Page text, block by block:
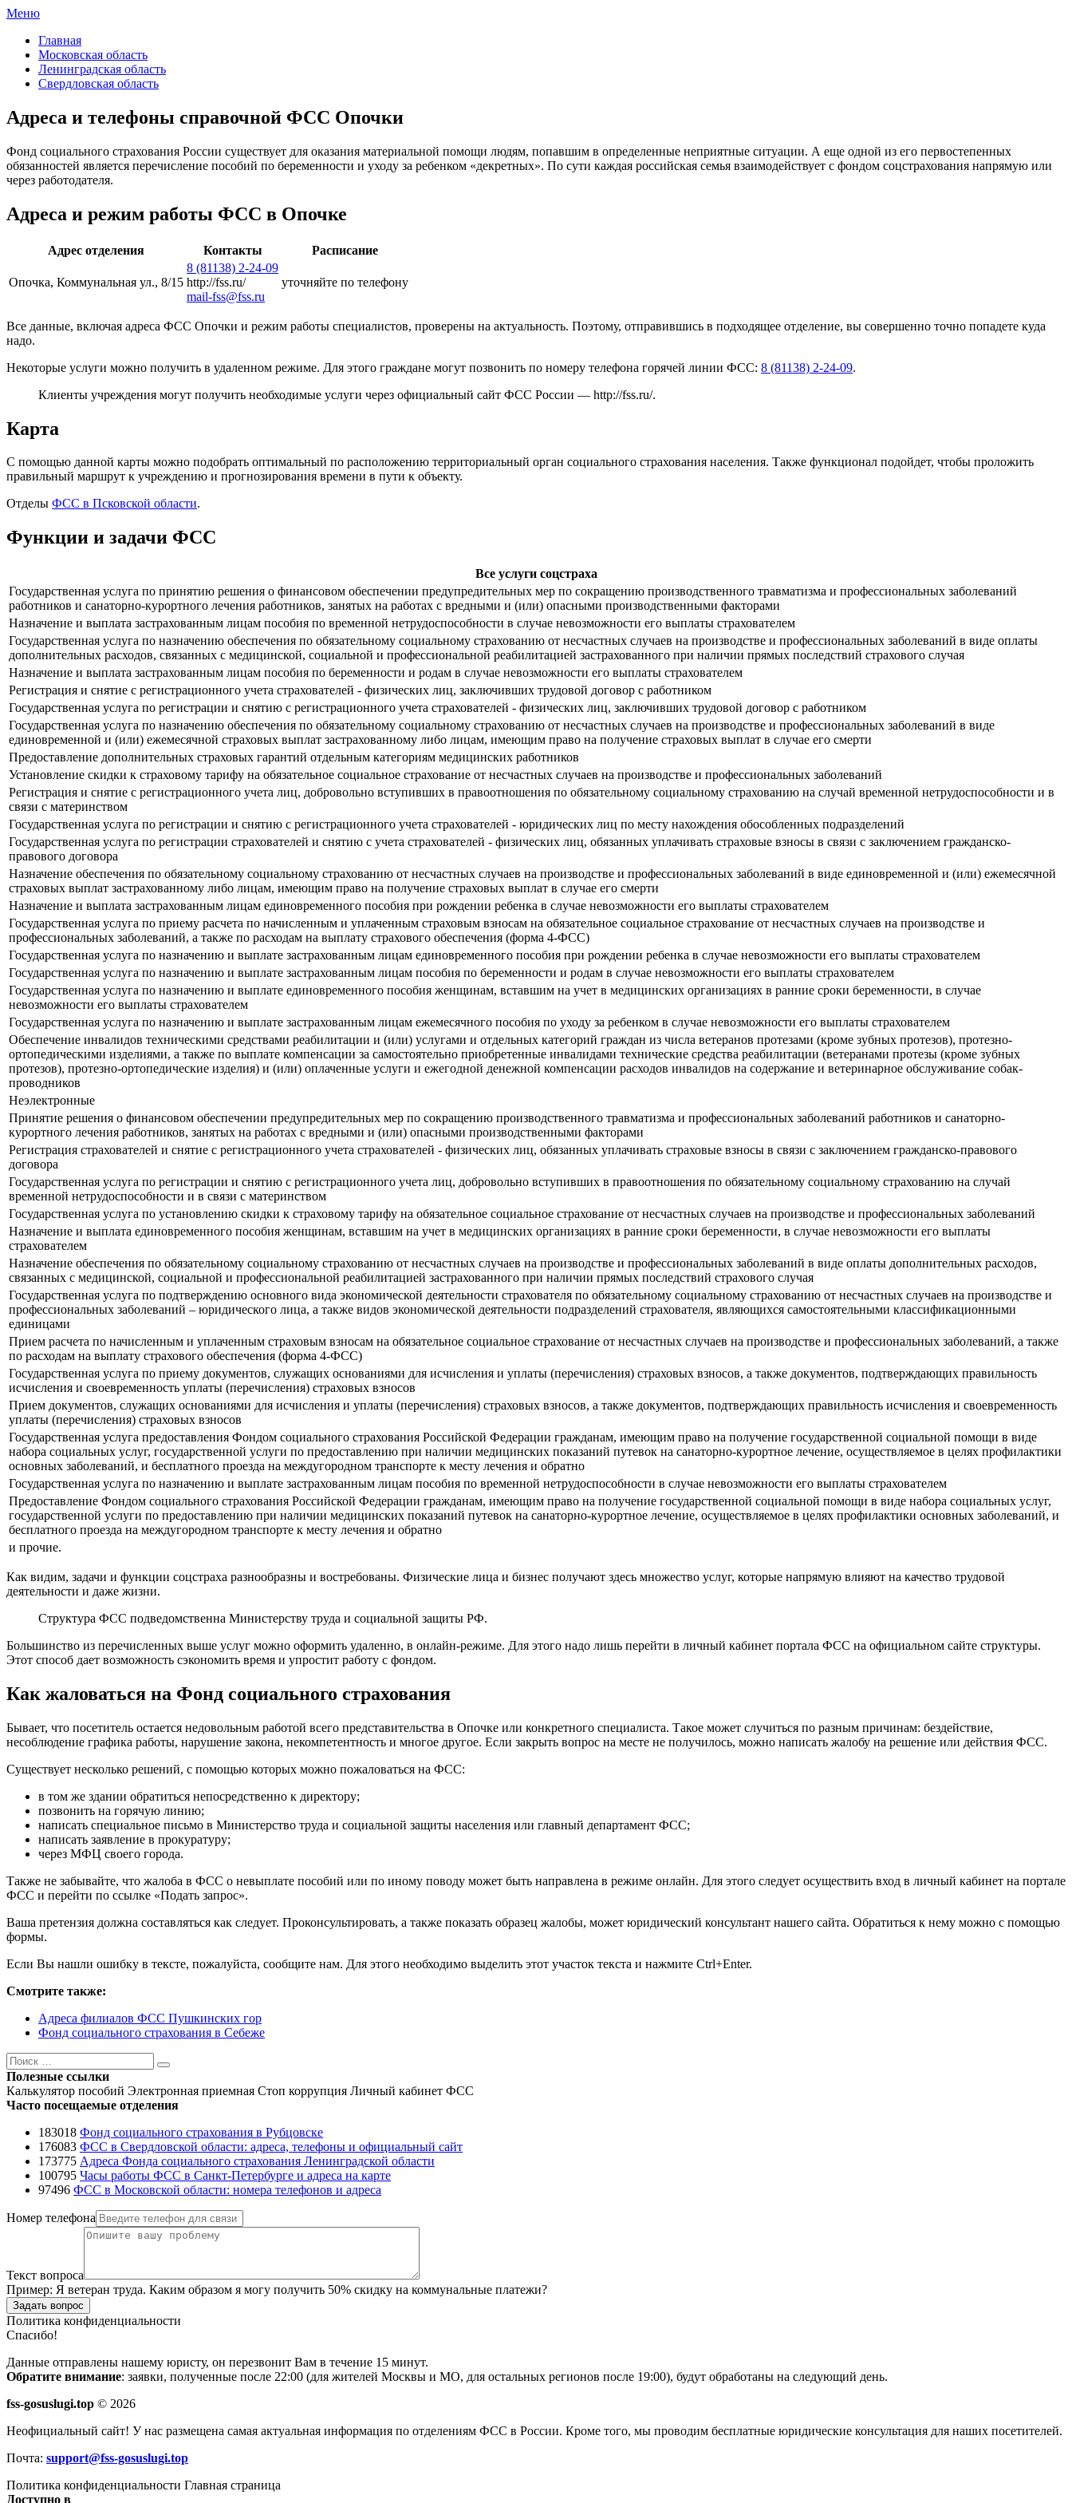
Меню
Главная
Московская область
Ленинградская область
Свердловская область
Адреса и телефоны справочной ФСС Опочки
Фонд социального страхования России существует для оказания материальной помощи людям, попавшим в определенные неприятные ситуации. А еще одной из его первостепенных
обязанностей является перечисление пособий по беременности и уходу за ребенком «декретных». По сути каждая российская семья взаимодействует с фондом соцстрахования напрямую или
через работодателя.
Адреса и режим работы ФСС в Опочке
Адрес отделения Контакты Расписание
Опочка, Коммунальная ул., 8/15
8 (81138) 2-24-09
http://fss.ru/
mail-fss@fss.ru
уточняйте по телефону
Все данные, включая адреса ФСС Опочки и режим работы специалистов, проверены на актуальность. Поэтому, отправившись в подходящее отделение, вы совершенно точно попадете куда
надо.
Некоторые услуги можно получить в удаленном режиме. Для этого граждане могут позвонить по номеру телефона горячей линии ФСС: 8 (81138) 2-24-09.
Клиенты учреждения могут получить необходимые услуги через официальный сайт ФСС России — http://fss.ru/.
Карта
С помощью данной карты можно подобрать оптимальный по расположению территориальный орган социального страхования населения. Также функционал подойдет, чтобы проложить
правильный маршрут к учреждению и прогнозирования времени в пути к объекту.
Отделы ФСС в Псковской области.
Функции и задачи ФСС
Все услуги соцстраха
Государственная услуга по принятию решения о финансовом обеспечении предупредительных мер по сокращению производственного травматизма и профессиональных заболеваний
работников и санаторно-курортного лечения работников, занятых на работах с вредными и (или) опасными производственными факторами
Назначение и выплата застрахованным лицам пособия по временной нетрудоспособности в случае невозможности его выплаты страхователем
Государственная услуга по назначению обеспечения по обязательному социальному страхованию от несчастных случаев на производстве и профессиональных заболеваний в виде оплаты
дополнительных расходов, связанных с медицинской, социальной и профессиональной реабилитацией застрахованного при наличии прямых последствий страхового случая
Назначение и выплата застрахованным лицам пособия по беременности и родам в случае невозможности его выплаты страхователем
Регистрация и снятие с регистрационного учета страхователей - физических лиц, заключивших трудовой договор с работником
Государственная услуга по регистрации и снятию с регистрационного учета страхователей - физических лиц, заключивших трудовой договор с работником
Государственная услуга по назначению обеспечения по обязательному социальному страхованию от несчастных случаев на производстве и профессиональных заболеваний в виде
единовременной и (или) ежемесячной страховых выплат застрахованному либо лицам, имеющим право на получение страховых выплат в случае его смерти
Предоставление дополнительных страховых гарантий отдельным категориям медицинских работников
Установление скидки к страховому тарифу на обязательное социальное страхование от несчастных случаев на производстве и профессиональных заболеваний
Регистрация и снятие с регистрационного учета лиц, добровольно вступивших в правоотношения по обязательному социальному страхованию на случай временной нетрудоспособности и в
связи с материнством
Государственная услуга по регистрации и снятию с регистрационного учета страхователей - юридических лиц по месту нахождения обособленных подразделений
Государственная услуга по регистрации страхователей и снятию с учета страхователей - физических лиц, обязанных уплачивать страховые взносы в связи с заключением гражданско-
правового договора
Назначение обеспечения по обязательному социальному страхованию от несчастных случаев на производстве и профессиональных заболеваний в виде единовременной и (или) ежемесячной
страховых выплат застрахованному либо лицам, имеющим право на получение страховых выплат в случае его смерти
Назначение и выплата застрахованным лицам единовременного пособия при рождении ребенка в случае невозможности его выплаты страхователем
Государственная услуга по приему расчета по начисленным и уплаченным страховым взносам на обязательное социальное страхование от несчастных случаев на производстве и
профессиональных заболеваний, а также по расходам на выплату страхового обеспечения (форма 4-ФСС)
Государственная услуга по назначению и выплате застрахованным лицам единовременного пособия при рождении ребенка в случае невозможности его выплаты страхователем
Государственная услуга по назначению и выплате застрахованным лицам пособия по беременности и родам в случае невозможности его выплаты страхователем
Государственная услуга по назначению и выплате единовременного пособия женщинам, вставшим на учет в медицинских организациях в ранние сроки беременности, в случае
невозможности его выплаты страхователем
Государственная услуга по назначению и выплате застрахованным лицам ежемесячного пособия по уходу за ребенком в случае невозможности его выплаты страхователем
Обеспечение инвалидов техническими средствами реабилитации и (или) услугами и отдельных категорий граждан из числа ветеранов протезами (кроме зубных протезов), протезно-
ортопедическими изделиями, а также по выплате компенсации за самостоятельно приобретенные инвалидами технические средства реабилитации (ветеранами протезы (кроме зубных
протезов), протезно-ортопедические изделия) и (или) оплаченные услуги и ежегодной денежной компенсации расходов инвалидов на содержание и ветеринарное обслуживание собак-
проводников
Неэлектронные
Принятие решения о финансовом обеспечении предупредительных мер по сокращению производственного травматизма и профессиональных заболеваний работников и санаторно-
курортного лечения работников, занятых на работах с вредными и (или) опасными производственными факторами
Регистрация страхователей и снятие с регистрационного учета страхователей - физических лиц, обязанных уплачивать страховые взносы в связи с заключением гражданско-правового
договора
Государственная услуга по регистрации и снятию с регистрационного учета лиц, добровольно вступивших в правоотношения по обязательному социальному страхованию на случай
временной нетрудоспособности и в связи с материнством
Государственная услуга по установлению скидки к страховому тарифу на обязательное социальное страхование от несчастных случаев на производстве и профессиональных заболеваний
Назначение и выплата единовременного пособия женщинам, вставшим на учет в медицинских организациях в ранние сроки беременности, в случае невозможности его выплаты
страхователем
Назначение обеспечения по обязательному социальному страхованию от несчастных случаев на производстве и профессиональных заболеваний в виде оплаты дополнительных расходов,
связанных с медицинской, социальной и профессиональной реабилитацией застрахованного при наличии прямых последствий страхового случая
Государственная услуга по подтверждению основного вида экономической деятельности страхователя по обязательному социальному страхованию от несчастных случаев на производстве и
профессиональных заболеваний – юридического лица, а также видов экономической деятельности подразделений страхователя, являющихся самостоятельными классификационными
единицами
Прием расчета по начисленным и уплаченным страховым взносам на обязательное социальное страхование от несчастных случаев на производстве и профессиональных заболеваний, а также
по расходам на выплату страхового обеспечения (форма 4-ФСС)
Государственная услуга по приему документов, служащих основаниями для исчисления и уплаты (перечисления) страховых взносов, а также документов, подтверждающих правильность
исчисления и своевременность уплаты (перечисления) страховых взносов
Прием документов, служащих основаниями для исчисления и уплаты (перечисления) страховых взносов, а также документов, подтверждающих правильность исчисления и своевременность
уплаты (перечисления) страховых взносов
Государственная услуга предоставления Фондом социального страхования Российской Федерации гражданам, имеющим право на получение государственной социальной помощи в виде
набора социальных услуг, государственной услуги по предоставлению при наличии медицинских показаний путевок на санаторно-курортное лечение, осуществляемое в целях профилактики
основных заболеваний, и бесплатного проезда на междугородном транспорте к месту лечения и обратно
Государственная услуга по назначению и выплате застрахованным лицам пособия по временной нетрудоспособности в случае невозможности его выплаты страхователем
Предоставление Фондом социального страхования Российской Федерации гражданам, имеющим право на получение государственной социальной помощи в виде набора социальных услуг,
государственной услуги по предоставлению при наличии медицинских показаний путевок на санаторно-курортное лечение, осуществляемое в целях профилактики основных заболеваний, и
бесплатного проезда на междугородном транспорте к месту лечения и обратно
и прочие.
Как видим, задачи и функции соцстраха разнообразны и востребованы. Физические лица и бизнес получают здесь множество услуг, которые напрямую влияют на качество трудовой
деятельности и даже жизни.
Структура ФСС подведомственна Министерству труда и социальной защиты РФ.
Большинство из перечисленных выше услуг можно оформить удаленно, в онлайн-режиме. Для этого надо лишь перейти в личный кабинет портала ФСС на официальном сайте структуры.
Этот способ дает возможность сэкономить время и упростит работу с фондом.
Как жаловаться на Фонд социального страхования
Бывает, что посетитель остается недовольным работой всего представительства в Опочке или конкретного специалиста. Такое может случиться по разным причинам: бездействие,
несоблюдение графика работы, нарушение закона, некомпетентность и многое другое. Если закрыть вопрос на месте не получилось, можно написать жалобу на решение или действия ФСС.
Существует несколько решений, с помощью которых можно пожаловаться на ФСС:
в том же здании обратиться непосредственно к директору;
позвонить на горячую линию;
написать специальное письмо в Министерство труда и социальной защиты населения или главный департамент ФСС;
написать заявление в прокуратуру;
через МФЦ своего города.
Также не забывайте, что жалоба в ФСС о невыплате пособий или по иному поводу может быть направлена в режиме онлайн. Для этого следует осуществить вход в личный кабинет на портале
ФСС и перейти по ссылке «Подать запрос».
Ваша претензия должна составляться как следует. Проконсультировать, а также показать образец жалобы, может юридический консультант нашего сайта. Обратиться к нему можно с помощью
формы.
Если Вы нашли ошибку в тексте, пожалуйста, сообщите нам. Для этого необходимо выделить этот участок текста и нажмите Ctrl+Enter.
Смотрите также:
Адреса филиалов ФСС Пушкинских гор
Фонд социального страхования в Себеже
Поиск
Поиск
Полезные ссылки
Калькулятор пособий Электронная приемная Стоп коррупция Личный кабинет ФСС
Часто посещаемые отделения
183018 Фонд социального страхования в Рубцовске
176083 ФСС в Свердловской области: адреса, телефоны и официальный сайт
173775 Адреса Фонда социального страхования Ленинградской области
100795 Часы работы ФСС в Санкт-Петербурге и адреса на карте
97496 ФСС в Московской области: номера телефонов и адреса
Номер телефона
Текст вопроса
Пример: Я ветеран труда. Каким образом я могу получить 50% скидку на коммунальные платежи?
Задать вопрос
Политика конфиденциальности
Спасибо!
Данные отправлены нашему юристу, он перезвонит Вам в течение 15 минут.
Обратите внимание: заявки, полученные после 22:00 (для жителей Москвы и МО, для остальных регионов после 19:00), будут обработаны на следующий день.
fss-gosuslugi.top © 2026
Неофициальный сайт! У нас размещена самая актуальная информация по отделениям ФСС в России. Кроме того, мы проводим бесплатные юридические консультация для наших посетителей.
Почта: support@fss-gosuslugi.top
Политика конфиденциальности Главная страница
Доступно в